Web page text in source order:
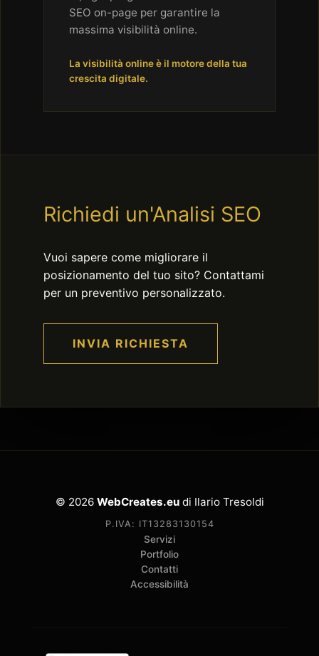
SEO on-page per garantire la
massima visibilità online.
La visibilità online è il motore della tua
crescita digitale.
Richiedi un'Analisi SEO
Vuoi sapere come migliorare il
posizionamento del tuo sito? Contattami
per un preventivo personalizzato.
INVIA RICHIESTA
© 2026 WebCreates.eudi Ilario Tresoldi
P.IVA: IT13283130154
Servizi
Portfolio
Contatti
Accessibilità